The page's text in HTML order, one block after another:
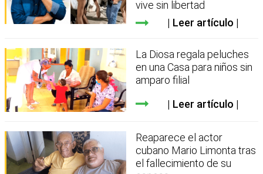
vive sin libertad
Leer artículo
La Diosa regala peluches
en una Casa para niños sin
amparo filial
Leer artículo
Reaparece el actor
cubano Mario Limonta tras
el fallecimiento de su